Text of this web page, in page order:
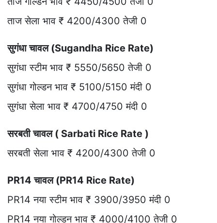
ताज सेला भाव ₹ 4200/4300 तेजी 0
सुगंधा चावल (Sugandha Rice Rate)
सुगंधा स्टीम भाव ₹ 5550/5650 तेजी 0
सुगंधा गोल्डन भाव ₹ 5100/5150 मंदी 0
सुगंधा सेला भाव ₹ 4700/4750 मंदी 0
सरबती चावल ( Sarbati Rice Rate )
सरबती सेला भाव ₹ 4200/4300 तेजी 0
PR14 चावल (PR14 Rice Rate)
PR14 नया स्टीम भाव ₹ 3900/3950 मंदी 0
PR14 नया गोल्डन भाव ₹ 4000/4100 तेजी 0